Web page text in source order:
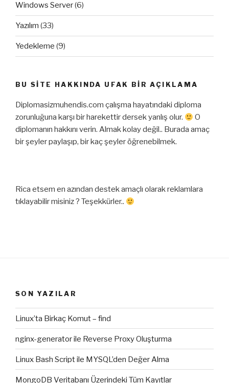
Windows Server(6)
Yazılım (33)
Yedekleme (9)
BU SITE HAKKINDA UFAK BIR AÇIKLAMA
Diplomasizmuhendis.com çalışma hayatındaki diploma
zorunluğuna karşı bir harekettir dersek yanlış olur.
O
diplomanın hakkını verin. Almak kolay değil.. Burada amaç
bir şeyler paylaşıp, bir kaç şeyler öğrenebilmek.
Rica etsem en azından destek amaçlı olarak reklamlara
tıklayabilir misiniz ? Teşekkürler..
SON YAZILAR
Linux’ta Birkaç Komut – find
nginx-generator ile Reverse Proxy Oluşturma
Linux Bash Script ile MYSQL’den Değer Alma
MongoDB Veritabanı Üzerindeki Tüm Kayıtlar